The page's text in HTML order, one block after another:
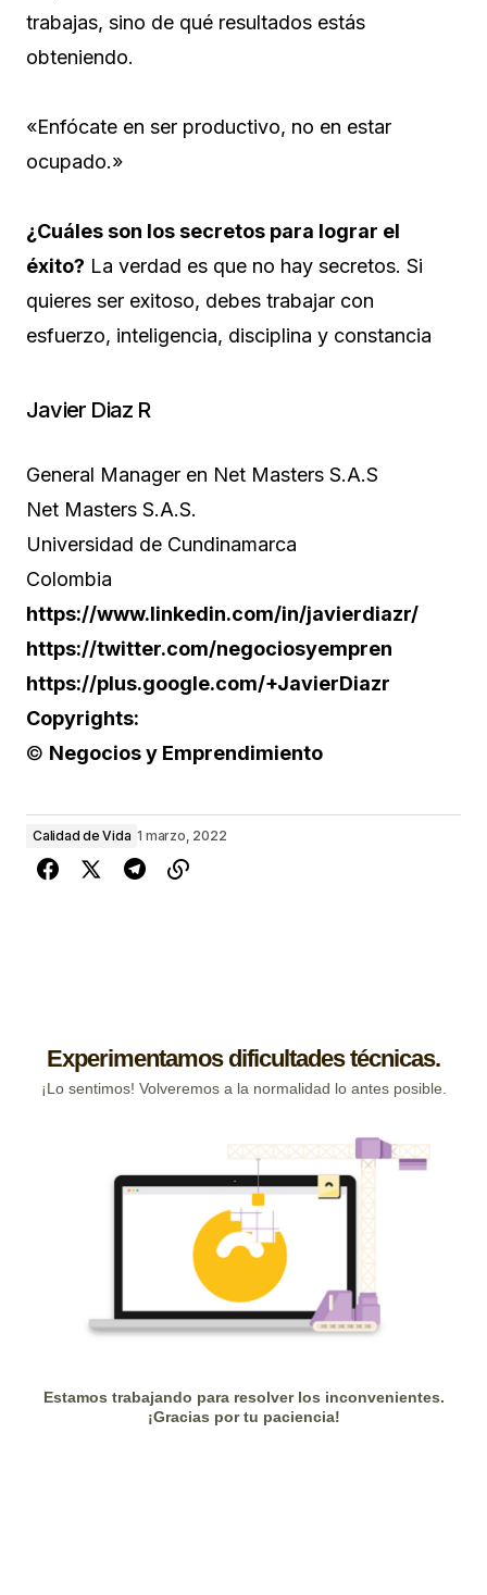
trabajas, sino de qué resultados estás
obteniendo.
«Enfócate en ser productivo, no en estar
ocupado.»
¿Cuáles son los secretos para lograr el
éxito? La verdad es que no hay secretos. Si
quieres ser exitoso, debes trabajar con
esfuerzo, inteligencia, disciplina y constancia
Javier Diaz R
General Manager en Net Masters S.A.S
Net Masters S.A.S.
Universidad de Cundinamarca
Colombia
https://www.linkedin.com/in/javierdiazr/
https://twitter.com/negociosyempren
https://plus.google.com/+JavierDiazr
Copyrights:
© Negocios y Emprendimiento
Calidad de Vida 1 marzo, 2022